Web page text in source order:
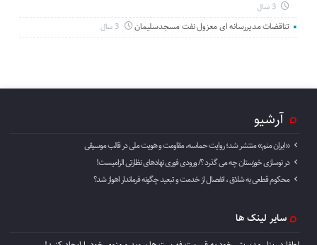
3 سال
تناقضات مدیررسانه ای معزول نفت مسجدسلیمان 3 سال
آرشیو
«ایران منم» منتشر شد؛ روایت حماسه، مقاومت و هویت ملی در قالب موسیقی
در نوسازی خوزستان چه می گذرد ؟/ ورودی فوری نهادهای نظارتی الزامیست!
محکوم قطعی به شلاق ، انفصال از خدمت و تبعید چگونه فرماندار اهواز شد؟
سایر لینک ها